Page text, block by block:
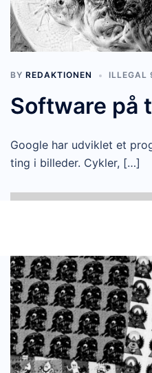
BY REDAKTIONEN ILLEGAL
Software på
Google har udviklet et
ting i billeder. Cykler, […]